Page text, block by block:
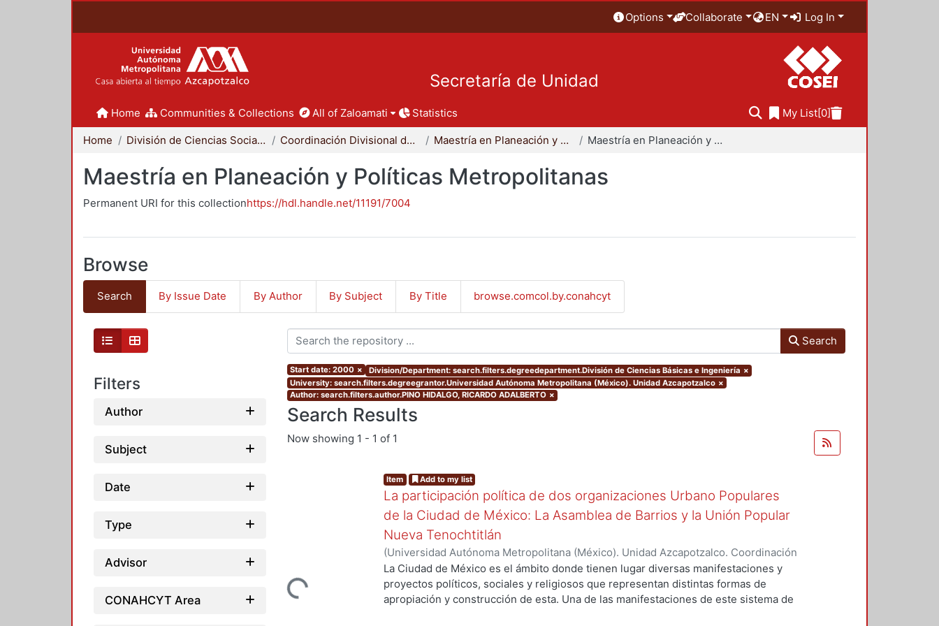
Options Collaborate EN Log In
Secretaría de Unidad
Home Communities & Collections All of Zaloamati Statistics My List[0]
Home División de Ciencias Sociales y Humanidades Coordinación Divisional de Posgrado Maestría en Planeación y Políticas Metropolitanas Maestría en Planeación y Políticas Metropolitanas
Maestría en Planeación y Políticas Metropolitanas
Permanent URI for this collectionhttps://hdl.handle.net/11191/7004
Browse
Search By Issue Date By Author By Subject By Title browse.comcol.by.conahcyt
Filters
Author
Subject
Date
Type
Advisor
CONAHCYT Area
Search
Start date: 2000 × Division/Department: search.filters.degreedepartment.División de Ciencias Básicas e Ingeniería ×
University: search.filters.degreegrantor.Universidad Autónoma Metropolitana (México). Unidad Azcapotzalco ×
Author: search.filters.author.PINO HIDALGO, RICARDO ADALBERTO ×
Search Results
Now showing 1 - 1 of 1
Loading...
Item Add to my list
La participación política de dos organizaciones Urbano Populares
de la Ciudad de México: La Asamblea de Barrios y la Unión Popular
Nueva Tenochtitlán
(Universidad Autónoma Metropolitana (México). Unidad Azcapotzalco. Coordinación
de Servicios de Información.,2000)PINO HIDALGO, RICARDO ADALBERTO
La Ciudad de México es el ámbito donde tienen lugar diversas manifestaciones y
proyectos políticos, sociales y religiosos que representan distintas formas de
apropiación y construcción de esta. Una de las manifestaciones de este sistema de